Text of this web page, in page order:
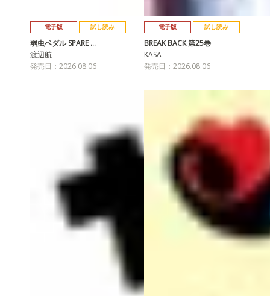
電子版 試し読み
弱虫ペダル SPARE …
渡辺航
発売日：2026.08.06
電子版 試し読み
BREAK BACK 第25巻
KASA
発売日：2026.08.06